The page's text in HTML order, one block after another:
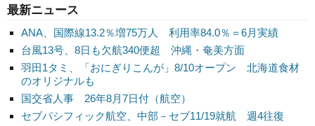
最新ニュース
ANA、国際線13.2％増75万人 利用率84.0％＝6月実績
台風13号、8日も欠航340便超 沖縄・奄美方面
羽田1タミ、「おにぎりこんが」8/10オープン 北海道食材
のオリジナルも
国交省人事 26年8月7日付（航空）
セブパシフィック航空、中部－セブ11/19就航 週4往復